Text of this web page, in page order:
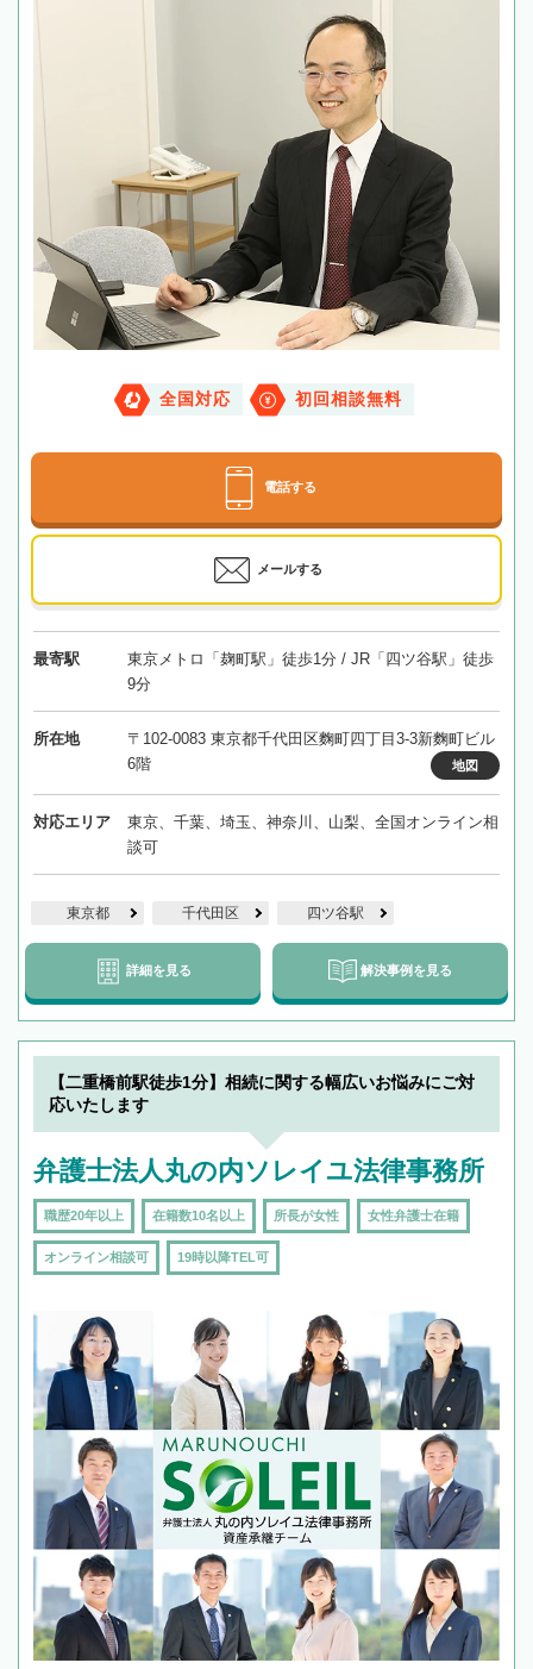
全国対応 初回相談無料
電話する
メールする
最寄駅
東京メトロ「麹町駅」徒歩1分 / JR「四ツ谷駅」徒歩
9分
所在地
〒102-0083 東京都千代田区麴町四丁目3-3新麴町ビル
6階
地図
対応エリア
東京、千葉、埼玉、神奈川、山梨、全国オンライン相
談可
東京都 千代田区 四ツ谷駅
詳細を見る 解決事例を見る
【二重橋前駅徒歩1分】相続に関する幅広いお悩みにご対
応いたします
弁護士法人丸の内ソレイユ法律事務所
職歴20年以上 在籍数10名以上 所長が女性 女性弁護士在籍
オンライン相談可 19時以降TEL可